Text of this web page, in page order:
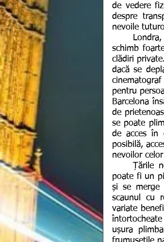
de vedere
despre
nevoile
schimb
clădiri
dacă se
pentru
Barcelona
de
se poate
de acces în
posibilă,
nevoilor
	Țările nordice stau cel mai bine la acest capitol. Chiar dacă transportul
poate fi un
și se merge
scaunul cu
variate
ușura